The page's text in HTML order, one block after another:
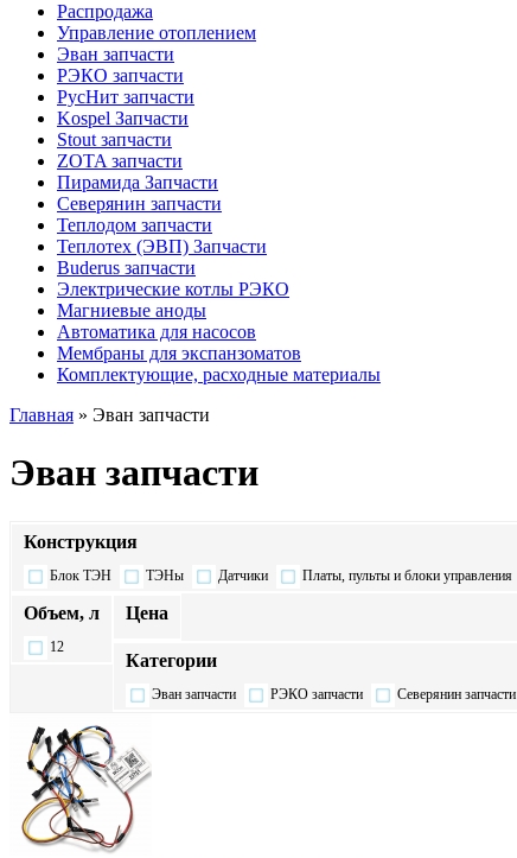
Распродажа
Управление отоплением
Эван запчасти
РЭКО запчасти
РусНит запчасти
Kospel Запчасти
Stout запчасти
ZOTA запчасти
Пирамида Запчасти
Северянин запчасти
Теплодом запчасти
Теплотех (ЭВП) Запчасти
Buderus запчасти
Электрические котлы РЭКО
Магниевые аноды
Автоматика для насосов
Мембраны для экспанзоматов
Комплектующие, расходные материалы
Главная » Эван запчасти
Эван запчасти
Конструкция
Блок ТЭН ТЭНы Датчики Платы, пульты и блоки управления
Объем, л
12
Цена
Категории
Эван запчасти РЭКО запчасти Северянин запчасти